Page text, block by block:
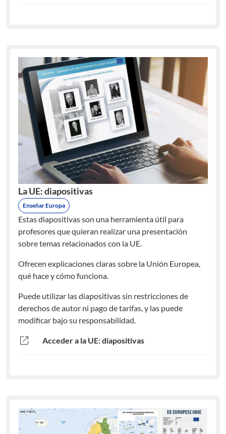
La UE: diapositivas
Enseñar Europa
Estas diapositivas son una herramienta útil para
profesores que quieran realizar una presentación
sobre temas relacionados con la UE.
Ofrecen explicaciones claras sobre la Unión Europea,
qué hace y cómo funciona.
Puede utilizar las diapositivas sin restricciones de
derechos de autor ni pago de tarifas, y las puede
modificar bajo su responsabilidad.
open_in_new Acceder a la UE: diapositivas